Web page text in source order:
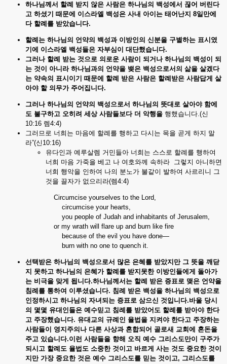
하나님께서 할례 받지 않은 사람은 하나님의 백성에서 끊어 버린다
고 하셨기 때문에 이스라엘 백성은 사내 아이는 태어난지 8일만에
다 할례를 받았습니다.
할례는 하나님의 언약의 백성과 이방인의 신분을 구별하는 표시였
기에 이스라엘 백성들은 자부심이 대단했습니다.
그러나 할례 받는 것으로 의로운 사람이 되거나 하나님의 백성이 되
는 것이 아니라 하나님과의 언약을 뱆은 백성으로서의 삶을 살겠다
는 약속의 표시이기 때문에 할례 받은 사람은 할례받은 사람답게 살
아야 할 의무가 주어집니다.
그러나 하나님의 언약의 백성으로서 하나님의 뜻대로 살아야 함에
도 불구하고 오히려 세상 사람들보다 더 악행을 행했습니다.(신
10:16 렘4:4)
그러므로 너희는 마음에 할례를 행하고 다시는 목을 곧게 하지 말
라”(신10:16)
유다인과 예루살렘 거민들아 너희는 스스로 할례를 행하여
너희 마음 가죽을 베고 나 여호와께 속하라 그렇지 아니하면
너희 행악을 인하여 나의 분노가 불같이 발하여 사르리니 그
것을 끌자가 없으리라(렘4:4)
Circumcise yourselves to the Lord,
circumcise your hearts,
you people of Judah and inhabitants of Jerusalem,
or my wrath will flare up and burn like fire
because of the evil you have done—
burn with no one to quench it.
선택받은 하나님의 백성으로서 많은 은혜를 받았지만 그 뜻을 깨닫
지 못하고 하나님의 은혜가 할례를 받지못한 이방인들에게 돌아가
는 비극을 맞게 됩니다.하나님께서는 할례 받은 증표로 맺은 언약을
침례를 통하여 이루셨습니다. 침례 받은 백성을 하나님의 백성으로
인정하시고 하나님의 자녀되는 증표로 삼으신 것입니다.바울 당시
의 몇몇 유대인들은 예수믿고 침례를 받았어도 할례를 받아야 한다
고 주장했습니다. 유대교의 규례인 율법을 지켜야 한다고 주장하는
사람들이 영지주의나 다른 사상과 혼합되어 골로새 교회에 혼돈을
주고 있습니다.이런 사람들을 향해 오직 예수 그리스도만이 구주가
되시고 할례도 율법도 소중한 것이고 바르게 사는 것도 중요한 것이
지만 가장 중요한 것은 예수 그리스도를 믿는 것이고, 그리스도를